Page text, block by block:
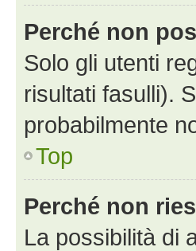
Perché non
Solo gli utenti
risultati fasulli).
probabilmente
Top
Perché non
La possibilità di